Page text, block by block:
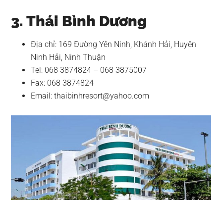
3. Thái Bình Dương
Địa chỉ: 169 Đường Yên Ninh, Khánh Hải, Huyện
Ninh Hải, Ninh Thuận
Tel: 068 3874824 – 068 3875007
Fax: 068 3874824
Email:thaibinhresort@yahoo.com